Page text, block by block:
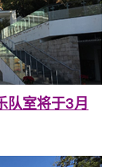
队室将于3月